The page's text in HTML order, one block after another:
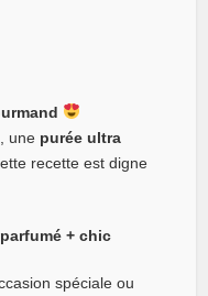
, une purée ultra
recette est digne
+ chic
spéciale ou